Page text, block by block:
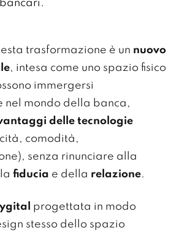
trasformazione è un nuovo
, intesa come uno spazio fisico
immergersi
nel mondo della banca,
delle tecnologie
comodità,
senza rinunciare alla
fiducia e della relazione.
progettata in modo
stesso dello spazio